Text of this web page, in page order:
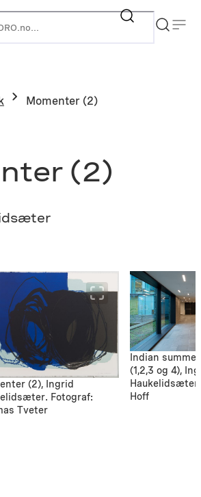
Momenter (2)
(2)
(2), Ingrid
Fotograf:
Tveter
Indian
(1,2,3 og 4),
Hoff